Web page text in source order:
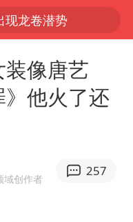
现龙卷潜势
上半年我国经营主体结构持续优化
披荆斩棘》
上海：5号线16号线浦江线全线停运
白海豚预计将在浙江苍南到三门一带登陆
国足U17与阿森纳决赛取消 并列冠军
像唐艺
他火了还
域创作者
257